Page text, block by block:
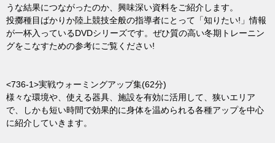
うな結果につながったのか、興味深い資料をご紹介します。
投擲種目ばかりか陸上競技全般の指導者にとって「知りたい!」情報
が一杯入っているDVDシリーズです。ぜひ質の高い冬期トレーニン
グをこなすための参考にご覧ください!
<736-1>実戦ウォーミングアップ集(62分)
様々な環境や、使える器具、施設を有効に活用して、狭いエリア
で、しかも短い時間で効果的に身体を温められる各種アップを中心
に紹介していきます。